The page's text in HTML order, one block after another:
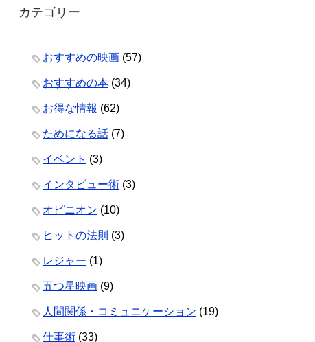
カテゴリー
おすすめの映画 (57)
おすすめの本 (34)
お得な情報 (62)
ためになる話 (7)
イベント (3)
インタビュー術 (3)
オピニオン (10)
ヒットの法則 (3)
レジャー (1)
五つ星映画 (9)
人間関係・コミュニケーション (19)
仕事術 (33)